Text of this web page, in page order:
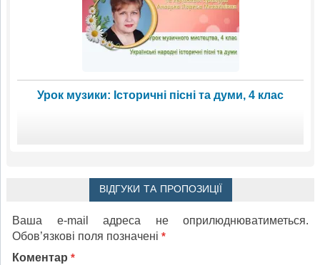
Урок музики: Історичні пісні та думи, 4 клас
ВІДГУКИ ТА ПРОПОЗИЦІЇ
Ваша e-mail адреса не оприлюднюватиметься.
Обов’язкові поля позначені *
Коментар *